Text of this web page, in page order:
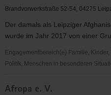
UG
Brandvorwerkstraße 52-54, 04275
Der damals als Leipziger
wurde im Jahr 2017 von einer
Engagementbereich(e) Familie,
Politik, Menschen in besonderen
Forum
Afropa e. V.